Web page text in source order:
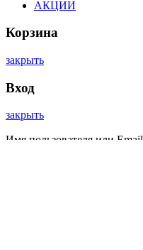
АКЦИИ
Корзина
закрыть
Вход
закрыть
Имя пользователя или Email